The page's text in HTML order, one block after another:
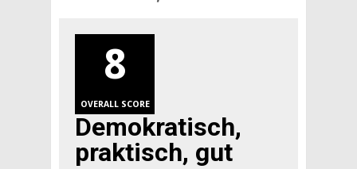
8
OVERALL SCORE
Demokratisch,
praktisch, gut